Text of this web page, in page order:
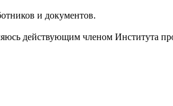
и документов.
действующим членом Института